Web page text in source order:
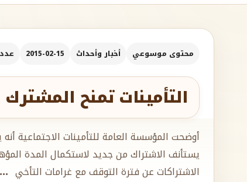
محتوى موسوعي أخبار وأحداث 2015-02-15 عدد
التأمينات تمنح
أوضحت المؤسسة العامة للتأمينات الاجتماعية
يستأنف الاشتراك من جديد لاستكمال المدة
الاشتراكات عن فترة التوقف مع غرامات التأخي